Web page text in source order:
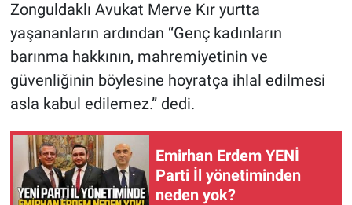
Zonguldaklı Avukat Merve Kır yurtta
yaşananların ardından “Genç kadınların
barınma hakkının, mahremiyetinin ve
güvenliğinin böylesine hoyratça ihlal edilmesi
asla kabul edilemez.” dedi.
Emirhan Erdem YENİ
Parti İl yönetiminden
neden yok?